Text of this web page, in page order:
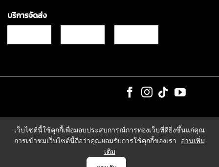
บริการจัดส่ง
เว็บไซต์นี้ใช้คุกกี้เพื่อมอบประสบการณ์การท่องเว็บที่ดียิ่งขึ้นแก่คุณ
การเข้าชมเว็บไซต์นี้ถือว่าคุณยอมรับการใช้คุกกี้ของเรา
อ่านเพิ่ม
เติม